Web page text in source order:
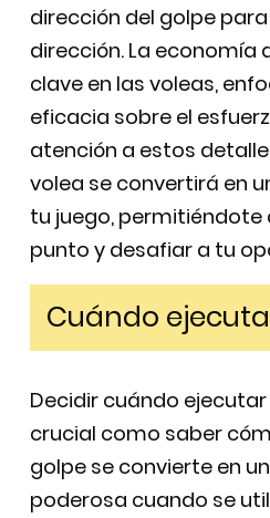
dirección del golpe
dirección. La economía
clave en las voleas,
eficacia sobre el
atención a estos
volea se convertirá en
tu juego,
punto y desafiar a tu
Cuándo
Decidir cuándo
crucial como saber
golpe se convierte en
poderosa cuando se